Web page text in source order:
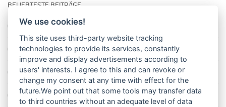
BELIEBTESTE BEITRÄGE
So misst man die Lufttemperatur richtig
Die richtige Wasserpumpe für den Garten
Das Wetter-Netzwerk WeatherCloud
So stellt man einen Regenmesser korrekt auf
We use cookies!
This site uses third-party website tracking
technologies to provide its services, constantly
improve and display advertisements according to
users' interests. I agree to this and can revoke or
change my consent at any time with effect for the
future.We point out that some tools may transfer data
to third countries without an adequate level of data